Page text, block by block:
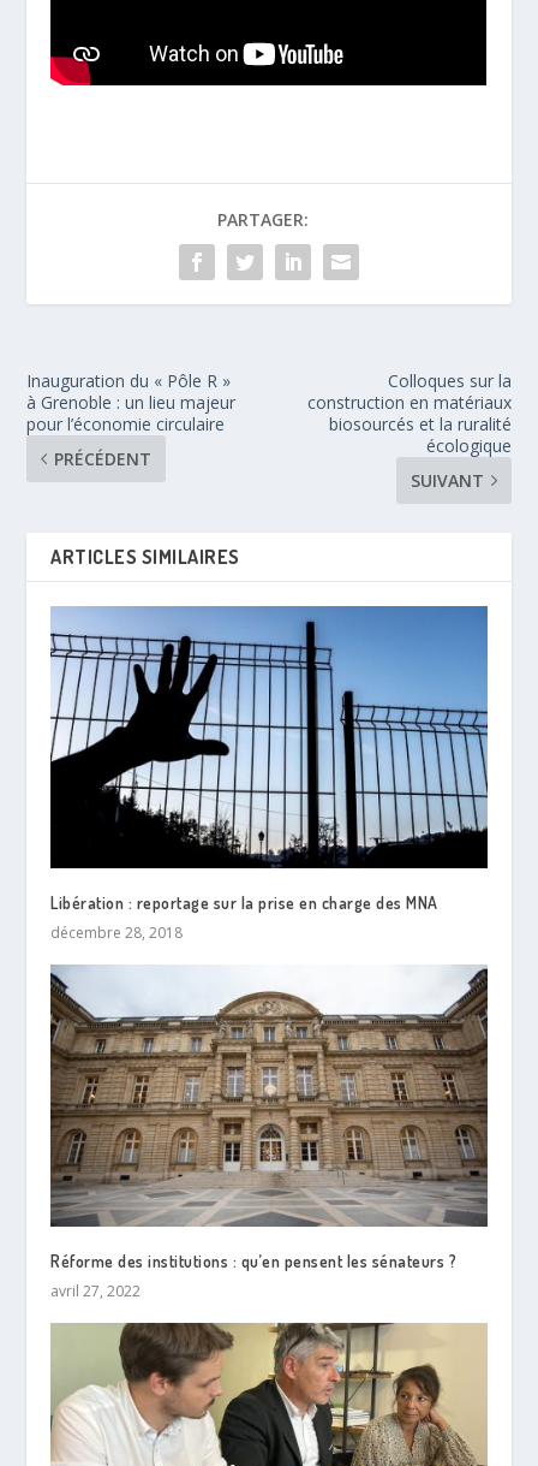
PARTAGER:
Inauguration du « Pôle R »
à Grenoble : un lieu majeur
pour l’économie circulaire
PRÉCÉDENT
Colloques sur la
construction en matériaux
biosourcés et la ruralité
écologique
SUIVANT
ARTICLES SIMILAIRES
Libération : reportage sur la prise en charge des MNA
décembre 28, 2018
Réforme des institutions : qu’en pensent les sénateurs ?
avril 27, 2022